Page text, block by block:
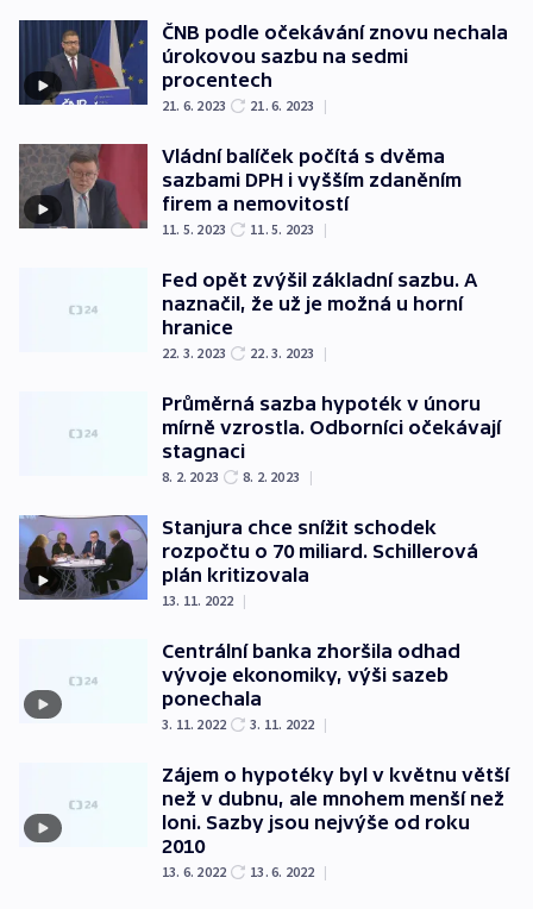
ČNB podle očekávání znovu nechala
úrokovou sazbu na sedmi
procentech
21. 6. 2023 21. 6. 2023 |
Vládní balíček počítá s dvěma
sazbami DPH i vyšším zdaněním
firem a nemovitostí
11. 5. 2023 11. 5. 2023 |
Fed opět zvýšil základní sazbu. A
naznačil, že už je možná u horní
hranice
22. 3. 2023 22. 3. 2023 |
Průměrná sazba hypoték v únoru
mírně vzrostla. Odborníci očekávají
stagnaci
8. 2. 2023 8. 2. 2023 |
Stanjura chce snížit schodek
rozpočtu o 70 miliard. Schillerová
plán kritizovala
13. 11. 2022 |
Centrální banka zhoršila odhad
vývoje ekonomiky, výši sazeb
ponechala
3. 11. 2022 3. 11. 2022 |
Zájem o hypotéky byl v květnu větší
než v dubnu, ale mnohem menší než
loni. Sazby jsou nejvýše od roku
2010
13. 6. 2022 13. 6. 2022 |